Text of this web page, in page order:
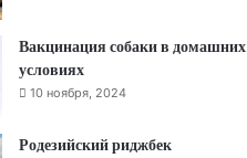
Вакцинация собаки в домашних
условиях
10 ноября, 2024
Родезийский риджбек